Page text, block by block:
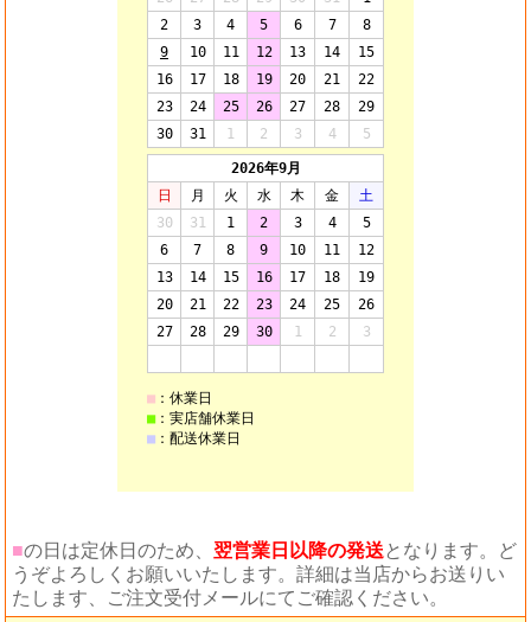
■の日は定休日のため、 翌営業日以降の発送 となります。ど
うぞよろしくお願いいたします。詳細は当店からお送りい
たします、ご注文受付メールにてご確認ください。